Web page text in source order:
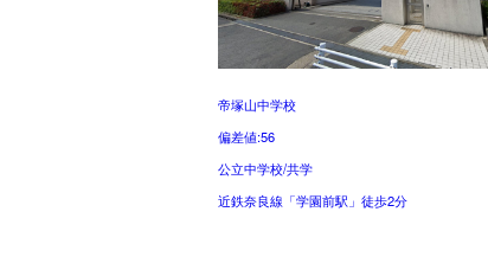
帝塚山中学校
偏差値:56
公立中学校/共学
近鉄奈良線「学園前駅」徒歩2分